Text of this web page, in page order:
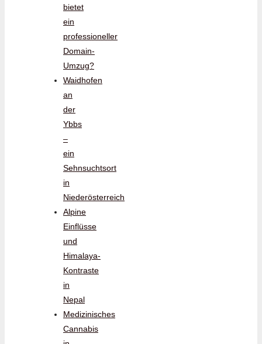
bietet
ein
professioneller
Domain-
Umzug?
Waidhofen
an
der
Ybbs
–
ein
Sehnsuchtsort
in
Niederösterreich
Alpine
Einflüsse
und
Himalaya-
Kontraste
in
Nepal
Medizinisches
Cannabis